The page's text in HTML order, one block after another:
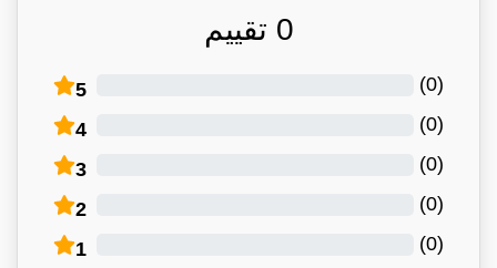
0 تقييم
5 (
0
)
4 (
0
)
3 (
0
)
2 (
0
)
1 (
0
)